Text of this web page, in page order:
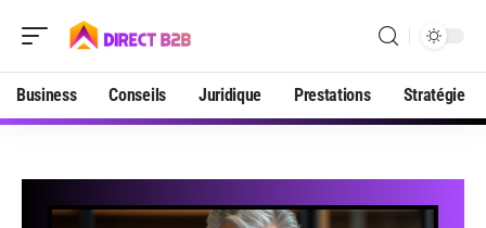
Business Conseils Juridique Prestations Stratégie